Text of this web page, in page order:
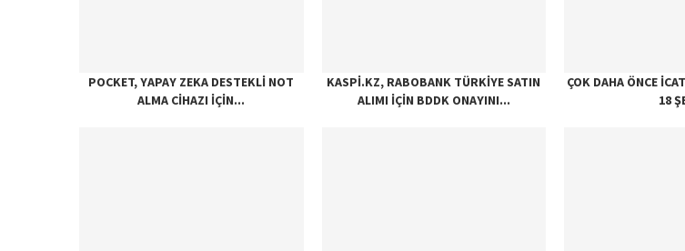
POCKET, YAPAY ZEKA DESTEKLI NOT
ALMA CIHAZI İÇIN...
KASPI.KZ, RABOBANK TÜRKIYE SATIN
ALIMI İÇIN BDDK ONAYINI...
ÇOK DAHA ÖNCE
18